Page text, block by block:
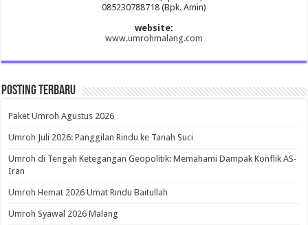
085230788718 (Bpk. Amin)
website:
www.umrohmalang.com
Posting Terbaru
Paket Umroh Agustus 2026
Umroh Juli 2026: Panggilan Rindu ke Tanah Suci
Umroh di Tengah Ketegangan Geopolitik: Memahami Dampak Konflik AS-
Iran
Umroh Hemat 2026 Umat Rindu Baitullah
Umroh Syawal 2026 Malang